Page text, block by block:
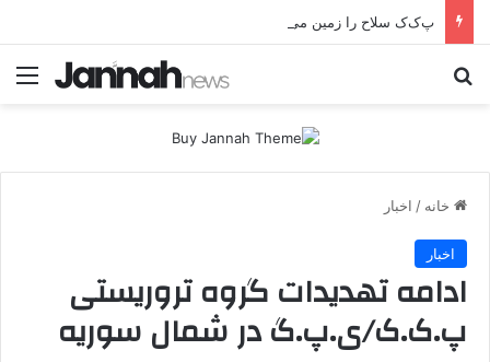
پ‌ک‌ک سلاح را زمین می‌گذارد؛ صلح یا تغییر زمین بازی؟
خانه / اخبار
اخبار
ادامه تهدیدات گروه تروریستی
پ.ک.ک/ی.پ.گ در شمال سوریه